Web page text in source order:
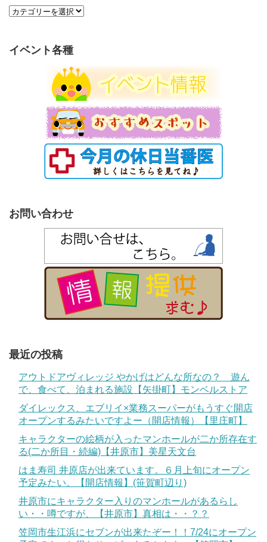
カ
リ
イベント各種
お問い合わせ
最近の投稿
アウトドアヴィレッジ やかげはどんな所なの？ 遊ん
で、食べて、泊まれる施設【矢掛町】モンベルストア
ダイレックス、エブリイ×業務スーパーがもうすぐ開店
オープンするみたいですよー（開店情報）【里庄町】
キャラクターの絵柄が入ったマンホールが二か所存在す
る(二か所目・続編)【井原市】美星天文台
はま寿司 井原店が出来ています。６月上旬にオープン
予定みたい。【開店情報】(笹賀町辺り)
井原市にキャラクター入りのマンホールがあるらし
い・・噂ですが、【井原市】真相は・・？？
笠岡市生江浜にセブンが出来たぞー！！7/24にオープン